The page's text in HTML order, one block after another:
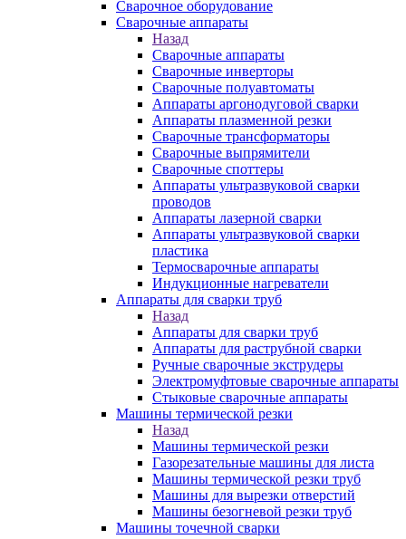
Сварочное оборудование
Сварочные аппараты
Назад
Сварочные аппараты
Сварочные инверторы
Сварочные полуавтоматы
Аппараты аргонодуговой сварки
Аппараты плазменной резки
Сварочные трансформаторы
Сварочные выпрямители
Сварочные споттеры
Аппараты ультразвуковой сварки
проводов
Аппараты лазерной сварки
Аппараты ультразвуковой сварки
пластика
Термосварочные аппараты
Индукционные нагреватели
Аппараты для сварки труб
Назад
Аппараты для сварки труб
Аппараты для раструбной сварки
Ручные сварочные экструдеры
Электромуфтовые сварочные аппараты
Стыковые сварочные аппараты
Машины термической резки
Назад
Машины термической резки
Газорезательные машины для листа
Машины термической резки труб
Машины для вырезки отверстий
Машины безогневой резки труб
Машины точечной сварки